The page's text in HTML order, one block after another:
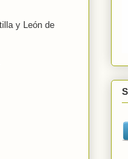
y León de